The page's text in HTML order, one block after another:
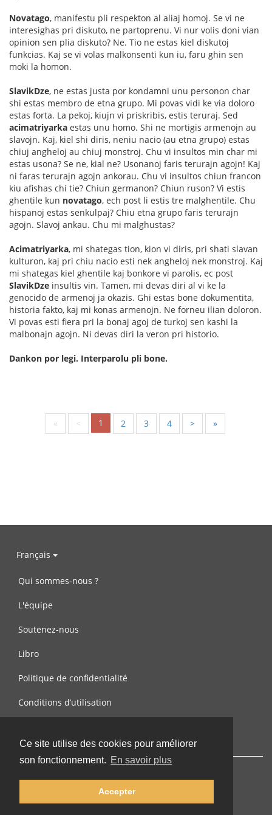
Ce site utilise des cookies pour améliorer
son fonctionnement. En savoir plus
Accepter
Novatago, manifestu pli respekton al aliaj homoj. Se vi ne
interesighas pri diskuto, ne partoprenu. Vi nur volis doni vian
opinion sen plia diskuto? Ne. Tio ne estas kiel diskutoj
funkcias. Kaj se vi volas malkonsenti kun iu, faru ghin sen
moki la homon.
SlavikDze, ne estas justa por kondamni unu personon char
shi estas membro de etna grupo. Mi povas vidi ke via doloro
estas forta. La pekoj, kiujn vi priskribis, estis teruraj. Sed
acimatriyarka estas unu homo. Shi ne mortigis armenojn au
slavojn. Kaj, kiel shi diris, neniu nacio (au etna grupo) estas
chiuj angheloj au chiuj monstroj. Chu vi insultos min char mi
estas usona? Se ne, kial ne? Usonanoj faris terurajn agojn! Kaj
ni faras terurajn agojn ankorau. Chu vi insultos chiun francon
kiu afishas chi tie? Chiun germanon? Chiun ruson? Vi estis
ghentile kun novatago, ech post li estis tre malghentile. Chu
hispanoj estas senkulpaj? Chiu etna grupo faris terurajn
agojn. Slavoj ankau. Chu mi malghustas?
Acimatriyarka, mi shategas tion, kion vi diris, pri shati slavan
kulturon, kaj pri chiu nacio esti nek angheloj nek monstroj. Kaj
mi shategas kiel ghentile kaj bonkore vi parolis, ec post
SlavikDze insultis vin. Tamen, mi devas diri al vi ke la
genocido de armenoj ja okazis. Ghi estas bone dokumentita,
historia fakto, kaj mi konas armenojn. Ne forneu ilian doloron.
Vi povas esti fiera pri la bonaj agoj de turkoj sen kashi la
malbonajn agojn. Ni devas diri la veron pri historio.
Dankon por legi. Interparolu pli bone.
« < 1 2 3 4 > »
Français
Qui sommes-nous ?
L'équipe
Soutenez-nous
Libro
Politique de confidentialité
Conditions d’utilisation
© 2002-2026 lernu.net |Impressum